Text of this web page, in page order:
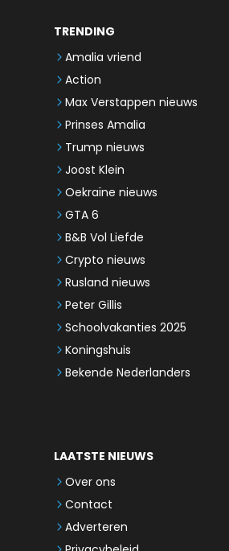
TRENDING
Amalia vriend
Action
Max Verstappen nieuws
Prinses Amalia
Trump nieuws
Joost Klein
Oekraïne nieuws
GTA 6
B&B Vol Liefde
Crypto nieuws
Rusland nieuws
Peter Gillis
Schoolvakanties 2025
Koningshuis
Bekende Nederlanders
LAATSTE NIEUWS
Over ons
Contact
Adverteren